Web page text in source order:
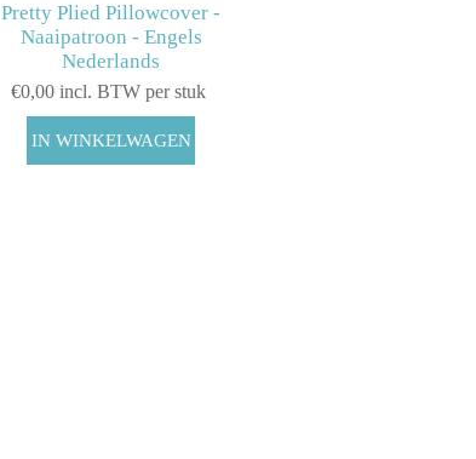
Pretty Plied Pillowcover -
Naaipatroon - Engels
Nederlands
€0,00 incl. BTW per stuk